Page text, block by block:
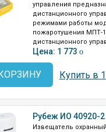
управления
дистанционного
режимами работы
пожаротушения МПТ-
дистанционного
Цена: 1 773 o
Купить в
Извещатель охранный